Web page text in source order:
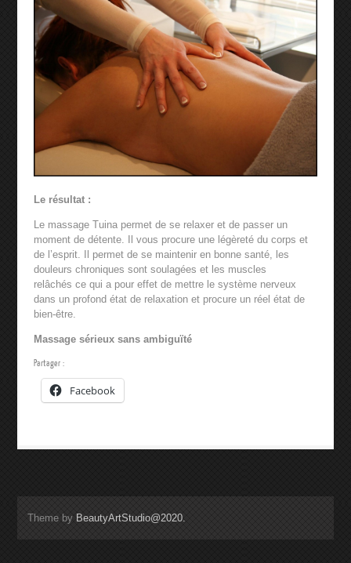
Le résultat :
Le massage Tuina permet de se relaxer et de passer un
moment de détente. Il vous procure une légèreté du corps et
de l’esprit. Il permet de se maintenir en bonne santé, les
douleurs chroniques sont soulagées et les muscles
relâchés ce qui a pour effet de mettre le système nerveux
dans un profond état de relaxation et procure un réel état de
bien-être.
Massage sérieux sans ambiguïté
Partager :
Facebook
Theme by BeautyArtStudio@2020.